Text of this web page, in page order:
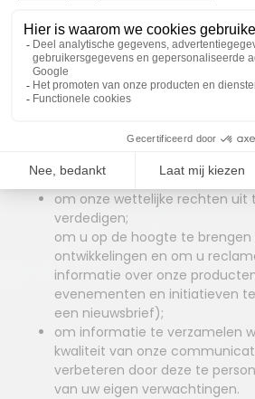
conformiteit met onze policy’s
om de toegang tot onze
veiligheid te verzekeren;
om de veiligheid van ons
informaticasysteem te
criminele of kwaadwillige
of op te sporen;
voor verzekeringsdoeleinden;
om onze wettelijke rechten uit
verdedigen;
om u op de hoogte te brengen
ontwikkelingen en om u
informatie over onze
evenementen en initiatieven
een nieuwsbrief);
om informatie te verzamelen
kwaliteit van onze
verbeteren door deze te
van uw eigen verwachtingen.